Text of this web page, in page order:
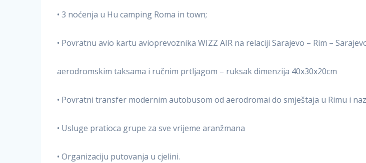
• 3 noćenja u Hu camping Roma in town;
• Povratnu avio kartu avioprevoznika WIZZ AIR na relaciji Sarajevo – Rim –
aerodromskim taksama i ručnim prtljagom – ruksak dimenzija 40x30x20cm
• Povratni transfer modernim autobusom od aerodromai do smještaja u Rimu i
• Usluge pratioca grupe za sve vrijeme aranžmana
• Organizaciju putovanja u cjelini.